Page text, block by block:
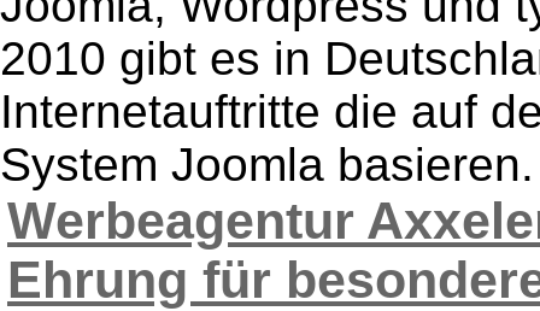
2010 gibt es in
Internetauftritte die auf
System Joomla
Werbeagentur
Ehrung für